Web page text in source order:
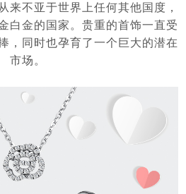
来不亚于世界上任何其他国度，
白金的国家。贵重的首饰一直受
，同时也孕育了一个巨大的潜在
市场。